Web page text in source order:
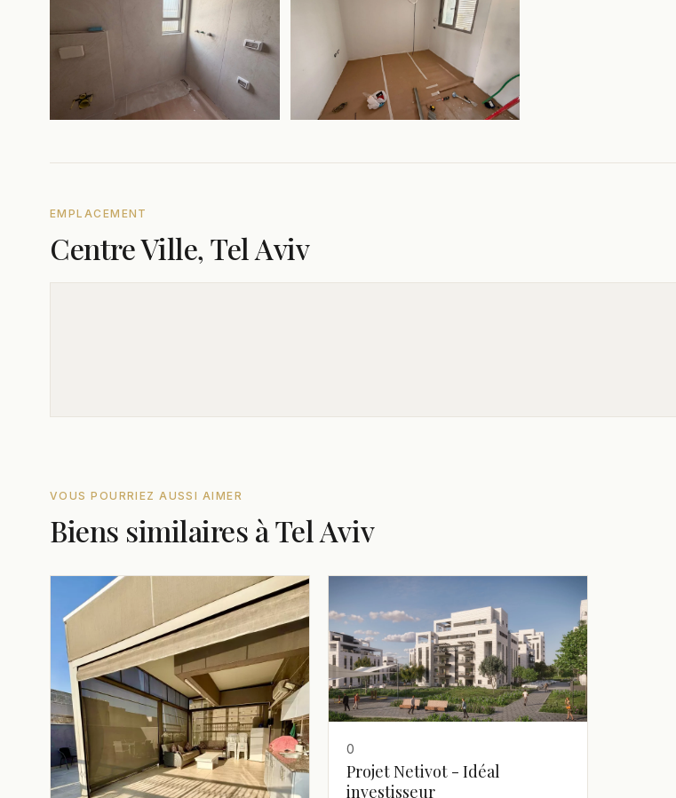
EMPLACEMENT
Centre Ville, Tel Aviv
VOUS POURRIEZ AUSSI AIMER
Biens similaires à Tel Aviv
0
Projet Netivot - Idéal
investisseur